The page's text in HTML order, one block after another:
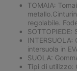
TOMAIA:
regolabile.
SOTTOPIEDE:
INTERSUOLA:
intersuola in
SUOLA:
Tipi di utilizzo: